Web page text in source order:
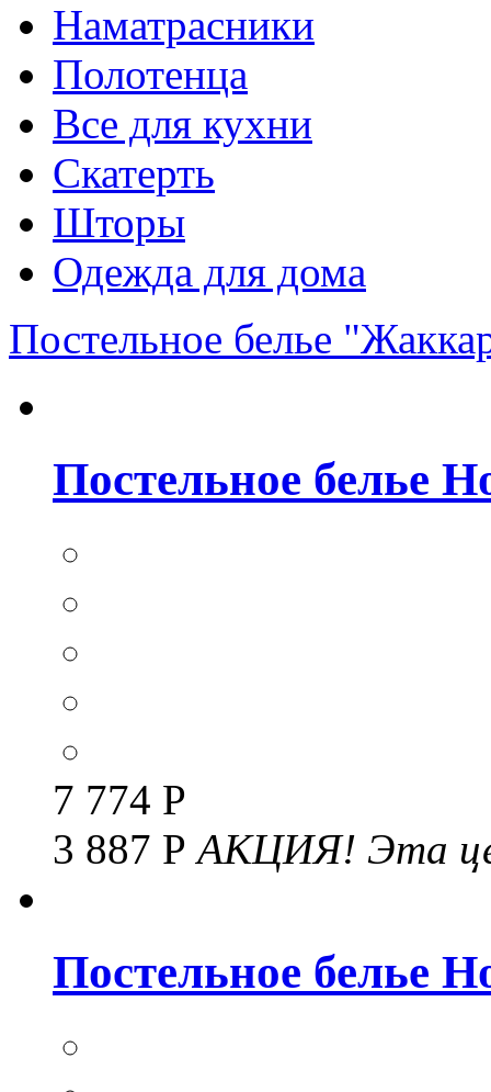
Наматрасники
Полотенца
Все для кухни
Скатерть
Шторы
Одежда для дома
Постельное белье
Постельное белье
7 774 Р
3 887 РАКЦИЯ! Эта
Постельное белье